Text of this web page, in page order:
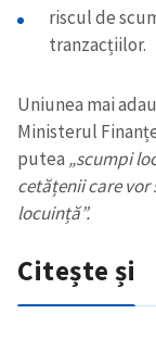
Trimite o
in English
riscul de
tranzacțiilor.
Uniunea mai
Ministerul
putea „scumpi
cetățenii care vor
locuință”.
Citește și